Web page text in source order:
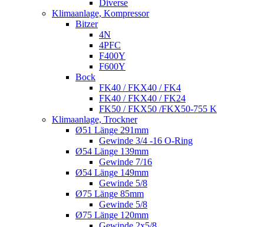
Diverse
Klimaanlage, Kompressor
Bitzer
4N
4PFC
F400Y
F600Y
Bock
FK40 / FKX40 / FK4
FK40 / FKX40 / FK24
FK50 / FKX50 /FKX50-755 K
Klimaanlage, Trockner
Ø51 Länge 291mm
Gewinde 3/4 -16 O-Ring
Ø54 Länge 139mm
Gewinde 7/16
Ø54 Länge 149mm
Gewinde 5/8
Ø75 Länge 85mm
Gewinde 5/8
Ø75 Länge 120mm